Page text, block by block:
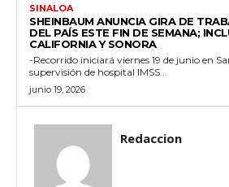
SINALOA
SHEINBAUM ANUNCIA GIRA DE
DEL PAÍS ESTE FIN DE SEMANA;
CALIFORNIA Y SONORA
-Recorrido iniciará viernes 19 de junio en
supervisión de hospital IMSS...
junio 19, 2026
Redaccion